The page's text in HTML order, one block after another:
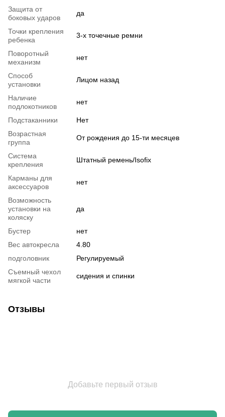
Защита от
боковых ударов
да
Точки крепления
ребенка
3-х точечные ремни
Поворотный
механизм
нет
Способ
установки
Лицом назад
Наличие
подлокотников
нет
Подстаканники
Нет
Возрастная
группа
От рождения до 15-ти месяцев
Система
крепления
Штатный ремень/Isofix
Карманы для
аксессуаров
нет
Возможность
установки на
коляску
да
Бустер
нет
Вес автокресла
4.80
подголовник
Регулируемый
Съемный чехол
мягкой части
сидения и спинки
Отзывы
Добавьте первый отзыв